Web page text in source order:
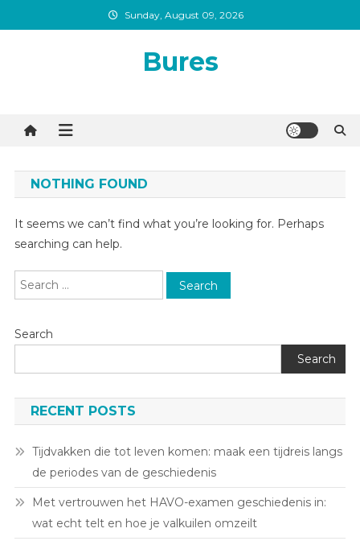
to
Sunday, August 09, 2026
Bures
NOTHING FOUND
It seems we can’t find what you’re looking for. Perhaps
searching can help.
Search
for:
Search
Search
RECENT POSTS
Tijdvakken die tot leven komen: maak een tijdreis langs
de periodes van de geschiedenis
Met vertrouwen het HAVO-examen geschiedenis in:
wat echt telt en hoe je valkuilen omzeilt